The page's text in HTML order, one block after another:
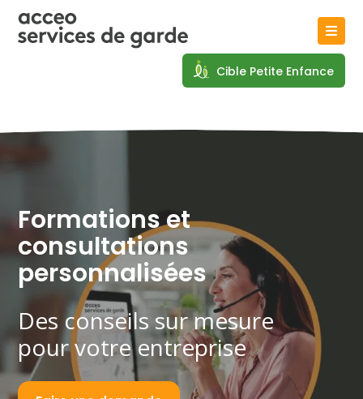
Cible Petite Enfance
Formations et
consultations
personnalisées
Des conseils sur mesure
pour votre entreprise